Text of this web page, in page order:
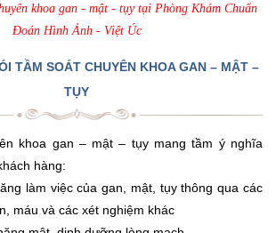
khoa gan - mật - tụy tại Phòng Khám Chuẩn
Đoán Hình Ảnh - Việt Úc
TẦM SOÁT CHUYÊN KHOA GAN – MẬT –
TỤY
khoa gan – mật – tụy mang tầm ý nghĩa
hàng:
làm việc của gan, mật, tụy thông qua các
máu và các xét nghiệm khác